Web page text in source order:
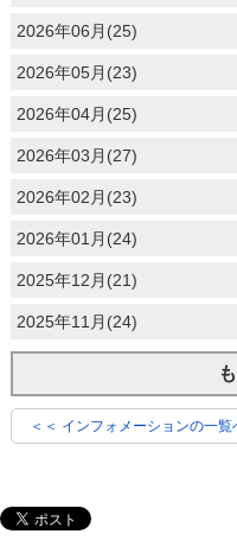
2026年06月(25)
2026年05月(23)
2026年04月(25)
2026年03月(27)
2026年02月(23)
2026年01月(24)
2025年12月(21)
2025年11月(24)
＜＜ インフォメーションの一覧